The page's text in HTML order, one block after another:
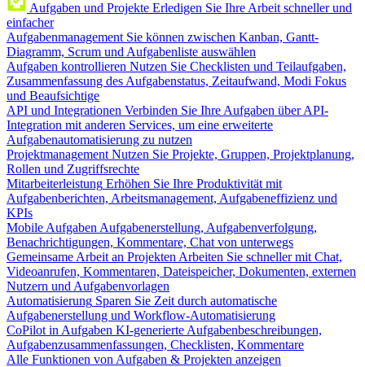
Aufgaben und Projekte Erledigen Sie Ihre Arbeit schneller und
einfacher
Aufgabenmanagement Sie können zwischen Kanban, Gantt-
Diagramm, Scrum und Aufgabenliste auswählen
Aufgaben kontrollieren Nutzen Sie Checklisten und Teilaufgaben,
Zusammenfassung des Aufgabenstatus, Zeitaufwand, Modi Fokus
und Beaufsichtige
API und Integrationen Verbinden Sie Ihre Aufgaben über API-
Integration mit anderen Services, um eine erweiterte
Aufgabenautomatisierung zu nutzen
Projektmanagement Nutzen Sie Projekte, Gruppen, Projektplanung,
Rollen und Zugriffsrechte
Mitarbeiterleistung Erhöhen Sie Ihre Produktivität mit
Aufgabenberichten, Arbeitsmanagement, Aufgabeneffizienz und
KPIs
Mobile Aufgaben Aufgabenerstellung, Aufgabenverfolgung,
Benachrichtigungen, Kommentare, Chat von unterwegs
Gemeinsame Arbeit an Projekten Arbeiten Sie schneller mit Chat,
Videoanrufen, Kommentaren, Dateispeicher, Dokumenten, externen
Nutzern und Aufgabenvorlagen
Automatisierung Sparen Sie Zeit durch automatische
Aufgabenerstellung und Workflow-Automatisierung
CoPilot in Aufgaben KI-generierte Aufgabenbeschreibungen,
Aufgabenzusammenfassungen, Checklisten, Kommentare
Alle Funktionen von Aufgaben & Projekten anzeigen